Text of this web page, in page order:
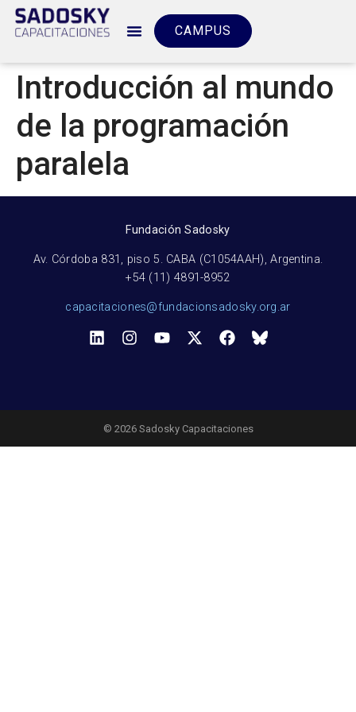
CAMPUS
Introducción al mundo
de la programación
paralela
Fundación Sadosky
Av. Córdoba 831, piso 5. CABA (C1054AAH), Argentina.
+54 (11) 4891-8952
capacitaciones@fundacionsadosky.org.ar
© 2026 Sadosky Capacitaciones